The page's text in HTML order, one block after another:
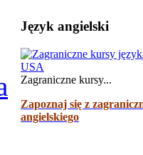
Język angielski
Zagraniczne kursy...
Zapoznaj się z
angielskiego